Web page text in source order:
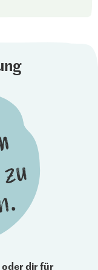
oder dir für